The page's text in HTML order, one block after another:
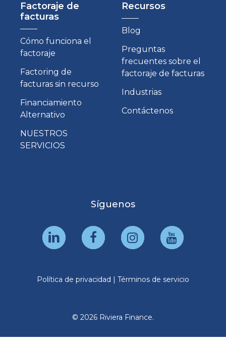
Factoraje de
facturas
Cómo funciona el
factoraje
Factoring de
facturas sin recurso
Financiamiento
Alternativo
NUESTROS
SERVICIOS
Recursos
Blog
Preguntas
frecuentes sobre el
factoraje de facturas
Industrias
Contáctenos
Síguenos
Política de privacidad | Términos de servicio
© 2026 Riviera Finance.